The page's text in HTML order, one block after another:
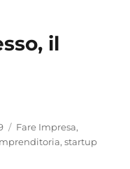
il
Categorie
Fare Impresa,
,startup